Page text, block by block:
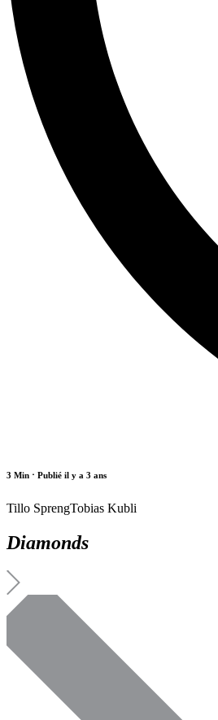
3 Min ⋅ Publié il y a 3 ans
Tillo SprengTobias Kubli
Diamonds